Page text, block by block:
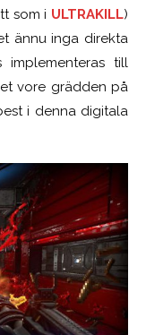
som i ULTRAKILL)
ännu inga direkta
implementeras till
vore grädden på
i denna digitala